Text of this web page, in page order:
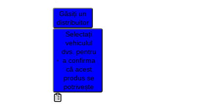
Găsiți un
distribuitor
Selectați
vehiculul
dvs. pentru
a confirma
că acest
produs se
potrivește